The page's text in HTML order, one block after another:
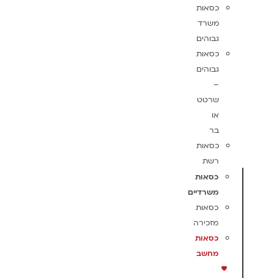
כסאות
משרד
גבוהים
כסאות
גבוהים
–
שרטט
או
בר
כסאות
רשת
כסאות
משרדיים
כסאות
מזכירה
כסאות
מחשב